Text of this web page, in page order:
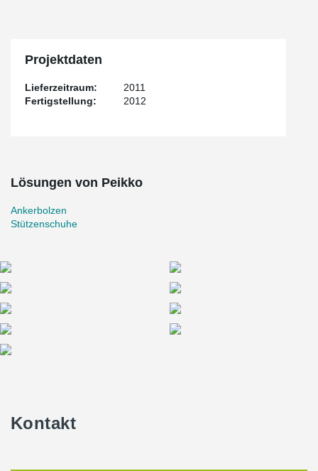
Projektdaten
Lieferzeitraum:
2011
Fertigstellung:
2012
Lösungen von Peikko
Ankerbolzen
Stützenschuhe
Kontakt